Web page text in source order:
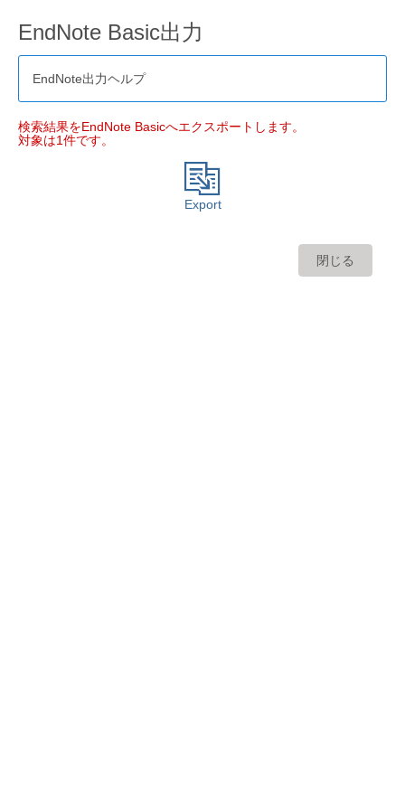
EndNote Basic出力
EndNote出力ヘルプ
検索結果をEndNote Basicへエクスポートします。
対象は1件です。
Export